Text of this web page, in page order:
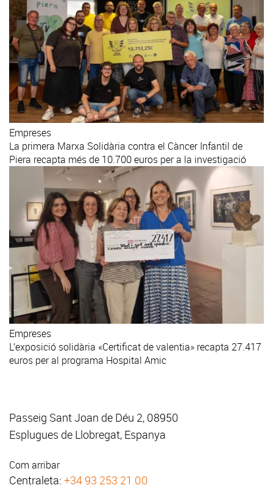
Empreses
La primera Marxa Solidària contra el Càncer Infantil de
Piera recapta més de 10.700 euros per a la investigació
Empreses
L’exposició solidària «Certificat de valentia» recapta 27.417
euros per al programa Hospital Amic
Passeig Sant Joan de Déu 2, 08950
Esplugues de Llobregat, Espanya
Com arribar
Centraleta: +34 93 253 21 00